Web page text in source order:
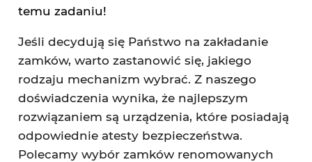
temu zadaniu!
Jeśli decydują się Państwo na zakładanie
zamków, warto zastanowić się, jakiego
rodzaju mechanizm wybrać. Z naszego
doświadczenia wynika, że najlepszym
rozwiązaniem są urządzenia, które posiadają
odpowiednie atesty bezpieczeństwa.
Polecamy wybór zamków renomowanych